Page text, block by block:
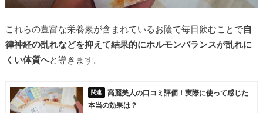
これらの豊富な栄養素が含まれているお陰で毎日飲むことで自
律神経の乱れなどを抑えて結果的にホルモンバランスが乱れに
くい体質へと導きます。
高麗美人の口コミ評価！実際に使って感じた
本当の効果は？